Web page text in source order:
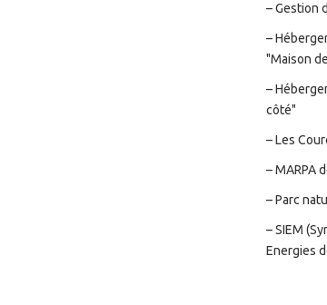
– Gestion
–
"Maison
–
côté"
– Les
– MARPA
– Parc
– SIEM
Energies